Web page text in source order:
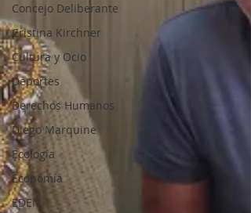
Concejo Deliberante
Cristina Kirchner
Cultura y Ocio
Deportes
Derechos Humanos
Diego Marquine
Ecología
Economía
EDEN